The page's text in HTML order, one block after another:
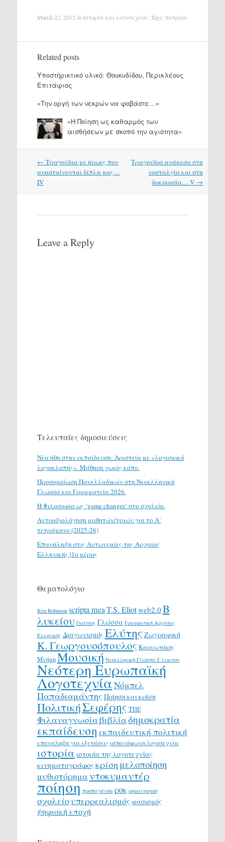
March 22, 2012 in Ιστορία και λογοτεχνία . Tags: πατρίδα
Related posts
Υποστήρικτικό υλικό: Θουκυδίδου, Περικλέους
Επιτάφιος
«Την οργή των νεκρών να φοβάστε…»
«Η Ποίηση ως καθαρμός των
αισθήσεων με σκοπό την αγιότητα»
Post
navigation
← Τραγούδια με ήρωες που
ανασταίνονται δίπλα μας…
IV
Τραγούδια ανάμεσα στη
νοσταλγία και στη
δοκιμασία… V →
Leave a Reply
Τελευταίες δημοσιεύσεις
Νέα ήθη στην εκπαίδευση: Αριστεία με «λογισμικό
λογοκλοπής». Μάθηση χωρίς κόπο.
Προσομοίωση Πανελλαδικών στη Νεοελληνική
Γλώσσα και Γραμματεία 2026.
H Φιλοσοφία ως ‘game changer’ στο σχολείο.
Αυτοαξιολόγηση μαθητών/τριών για το Α΄
τετράμηνο (2025-26)
Επανάληψη στις Αντωνυμίες της Αρχαίας
Ελληνικής |1ο μέρος
Θεματολόγιο
Ken Robinson scripta meaT.S. Eliotweb2.0 Β
λυκείου Γκάτσος Γλώσσα Γραμματική Αρχαίας
Ελληνικής ΔιαγωνισμόςΕλύτης Ζωγραφική
Κ. Γεωργουσόπουλος Καρυωτάκης
ΜνήμηΜουσική Νεοελληνική Γλώσσα Γ λυκείου
Νεότερη Ευρωπαϊκή
ΛογοτεχνίαΝόμπελ
Παπαδιαμάντης Ποίηση και κρίση
ΠολιτικήΣεφέρης ΤΠΕ
Φιλαναγνωσίαβιβλίαδημοκρατία
εκπαίδευση εκπαιδευτική πολιτική
επανάληψη για εξετάσεις ισπανόφωνη λογοτεχνία
ιστορία ιστορία της λογοτεχνίας
κινηματογράφοςκρίση μελοποίηση
μυθιστόρημα ντοκυμαντέρ
ποίηση προπαγάνδα ροκ ρομαντισμός
σχολείουπερρεαλισμόςφασισμός
ψηφιακή εποχή